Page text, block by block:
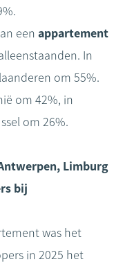
een appartement
In
om 55%.
om 42%, in
om 26%.
Limburg
bij
was het
in 2025 het